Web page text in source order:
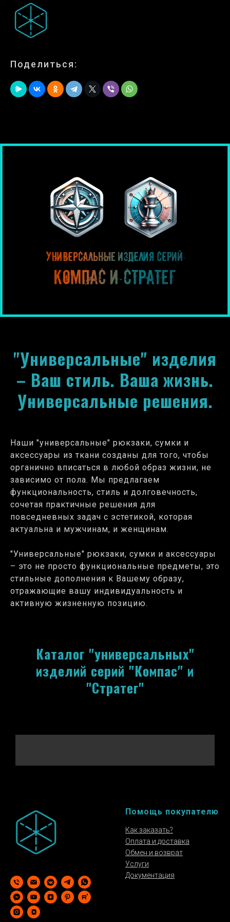
Поделиться:
"Универсальные" изделия
– Ваш стиль. Ваша жизнь.
Универсальные решения.
Наши "универсальные" рюкзаки, сумки и
аксессуары из ткани созданы для того, чтобы
органично вписаться в любой образ жизни, не
зависимо от пола. Мы предлагаем
функциональность, стиль и долговечность,
сочетая практичные решения для
повседневных задач с эстетикой, которая
актуальна и мужчинам, и женщинам.
"Универсальные" рюкзаки, сумки и аксессуары
– это не просто функциональные предметы, это
стильные дополнения к Вашему образу,
отражающие вашу индивидуальность и
активную жизненную позицию.
Каталог "универсальных"
изделий серий "Компас" и
"Стратег"
Помощь покупателю
Как заказать?
Оплата и доставка
Обмен и возврат
Услуги
Документация